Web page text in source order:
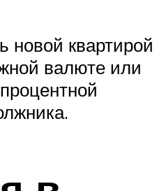
новой квартирой
валюте или